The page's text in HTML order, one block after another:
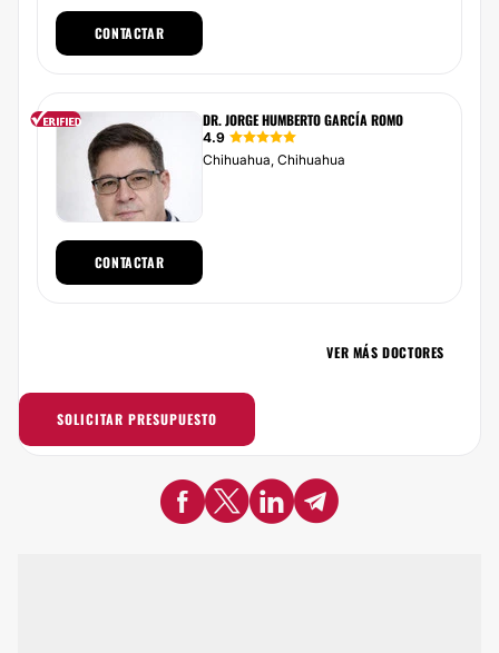
CONTACTAR
DR. JORGE HUMBERTO GARCÍA ROMO
4.9
Chihuahua, Chihuahua
CONTACTAR
VER MÁS DOCTORES
SOLICITAR PRESUPUESTO